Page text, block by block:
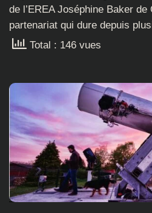
de l’EREA Joséphine Baker
partenariat qui dure depuis
Total : 146 vues